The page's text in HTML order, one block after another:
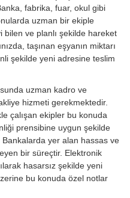
fabrika, fuar, okul gibi
uzman bir ekiple
bilen ve planlı şekilde hareket
taşınan eşyanın miktarı
şekilde yeni adresine teslim
uzman kadro ve
hizmeti gerekmektedir.
çalışan ekipler bu konuda
prensibine uygun şekilde
yer alan hassas ve
bir süreçtir. Elektronik
hasarsız şekilde yeni
bu konuda özel notlar